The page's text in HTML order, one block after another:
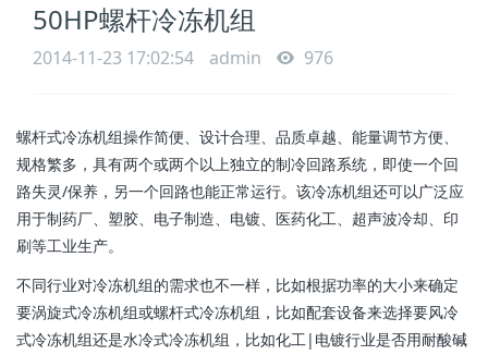
50HP螺杆冷冻机组
2014-11-23 17:02:54 admin 976
螺杆式冷冻机组操作简便、设计合理、品质卓越、能量调节方便、
规格繁多，具有两个或两个以上独立的制冷回路系统，即使一个回
路失灵/保养，另一个回路也能正常运行。该冷冻机组还可以广泛应
用于制药厂、塑胶、电子制造、电镀、医药化工、超声波冷却、印
刷等工业生产。
不同行业对冷冻机组的需求也不一样，比如根据功率的大小来确定
要涡旋式冷冻机组或螺杆式冷冻机组，比如配套设备来选择要风冷
式冷冻机组还是水冷式冷冻机组，比如化工|电镀行业是否用耐酸碱